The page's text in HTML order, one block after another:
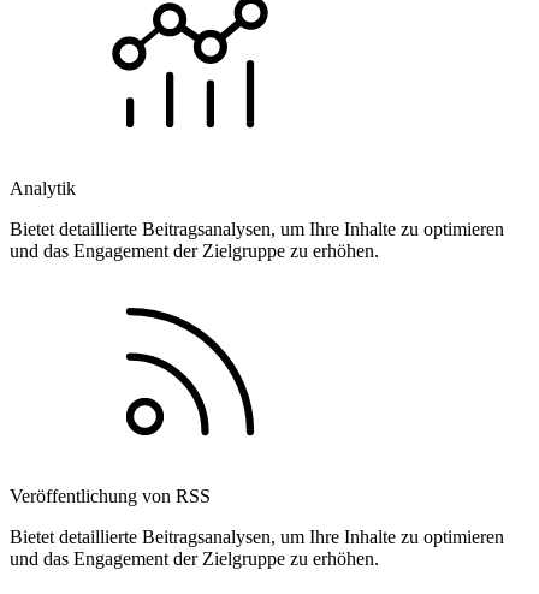
Analytik
Bietet detaillierte Beitragsanalysen, um Ihre Inhalte zu optimieren
und das Engagement der Zielgruppe zu erhöhen.
Veröffentlichung von RSS
Bietet detaillierte Beitragsanalysen, um Ihre Inhalte zu optimieren
und das Engagement der Zielgruppe zu erhöhen.